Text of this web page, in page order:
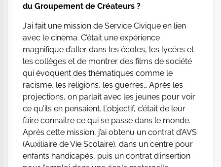
du Groupement de Créateurs ?
J’ai fait une mission de Service Civique en lien
avec le cinéma. C’était une expérience
magnifique d’aller dans les écoles, les lycées et
les collèges et de montrer des films de société
qui évoquent des thématiques comme le
racisme, les religions, les guerres… Après les
projections, on parlait avec les jeunes pour voir
ce qu’ils en pensaient. L’objectif, c’était de leur
faire connaitre ce qui se passe dans le monde.
Après cette mission, j’ai obtenu un contrat d’AVS
(Auxiliaire de Vie Scolaire), dans un centre pour
enfants handicapés, puis un contrat d’insertion